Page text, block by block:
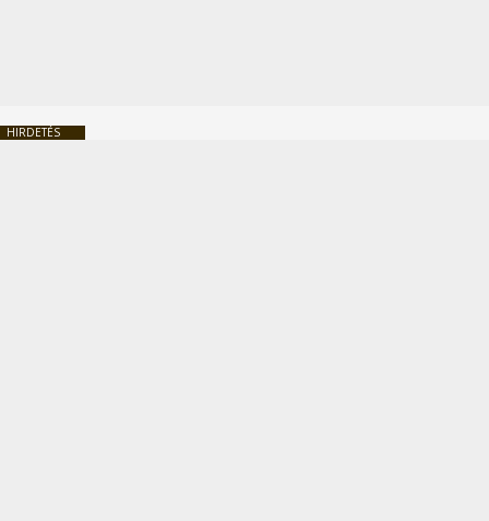
HIRDETÉS